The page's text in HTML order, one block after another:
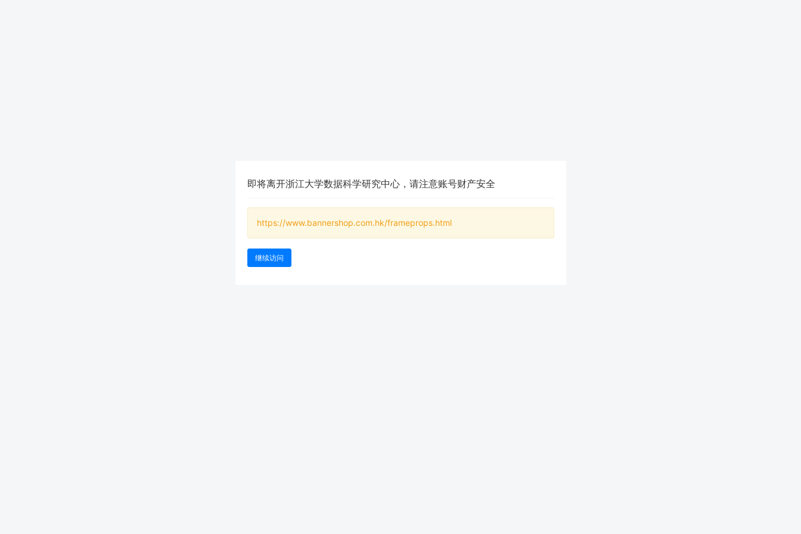
即将离开浙江大学数据科学研究中心，请注意账号财产安全
https://www.bannershop.com.hk/frameprops.html
继续访问